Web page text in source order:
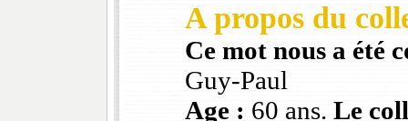
A propos du
Ce mot nous a été
Guy-Paul
Age : 60 ans. Le